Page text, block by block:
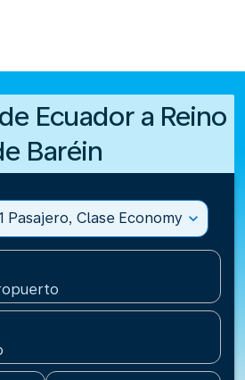
Ecuador a Reino
Baréin
1 Pasajero, Clase Economy expand_more